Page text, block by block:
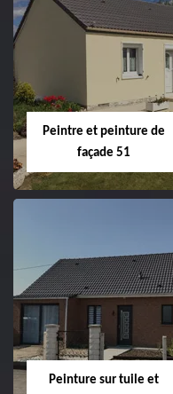
Peintre intérieur
Peintre et peinture de
façade 51
Peintre et peinture
de façade 51
Peinture sur tuile et